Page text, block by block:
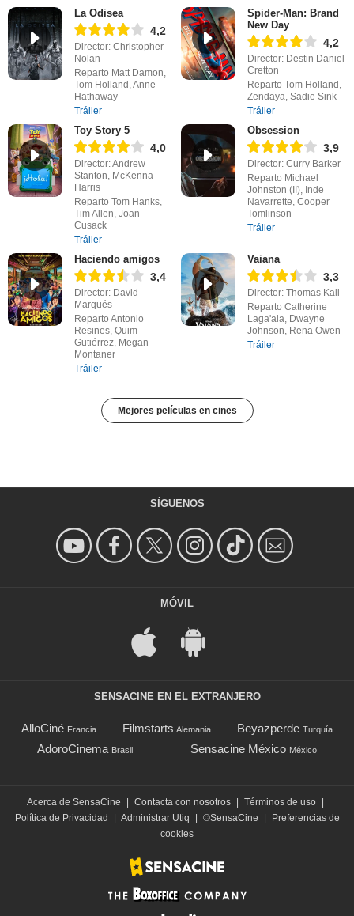
La Odisea
4,2
Director: Christopher
Nolan
Reparto Matt Damon,
Tom Holland, Anne
Hathaway
Tráiler
Spider-Man: Brand
New Day
4,2
Director: Destin Daniel
Cretton
Reparto Tom Holland,
Zendaya, Sadie Sink
Tráiler
Toy Story 5
4,0
Director: Andrew
Stanton, McKenna
Harris
Reparto Tom Hanks,
Tim Allen, Joan
Cusack
Tráiler
Obsession
3,9
Director: Curry Barker
Reparto Michael
Johnston (II), Inde
Navarrette, Cooper
Tomlinson
Tráiler
Haciendo amigos
3,4
Director: David
Marqués
Reparto Antonio
Resines, Quim
Gutiérrez, Megan
Montaner
Tráiler
Vaiana
3,3
Director: Thomas Kail
Reparto Catherine
Laga'aia, Dwayne
Johnson, Rena Owen
Tráiler
Mejores películas en cines
SÍGUENOS
MÓVIL
SENSACINE EN EL EXTRANJERO
AlloCiné Francia Filmstarts Alemania Beyazperde Turquía
AdoroCinema Brasil Sensacine México México
Acerca de SensaCine Contacta con nosotros Términos de uso
Política de Privacidad
Administrar Utiq ©SensaCine
Preferencias de
cookies